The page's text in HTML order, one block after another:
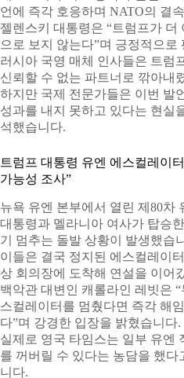
언에 즉각 호응하며 NATO의 결
젤렌스키 대통령은 “트럼프가 더
으로 보지 않는다”며 긍정적으로
러시아 국영 매체 인사들은 트럼
신뢰할 수 없는 파트너로 깎아내
하지만 국제 전문가들은 이번 발
성과를 내지 못하고 있다는 현실
석했습니다.
트럼프 대통령 유엔 에스컬레이
가능성 조사”
뉴욕 유엔 본부에서 열린 제80차
대통령과 멜라니아 여사가 탑승
기 멈추는 돌발 상황이 발생했습
이들은 결국 정지된 에스컬레이
상 회의장에 도착해 연설을 이어
백악관 대변인 캐롤라인 레빗은
스컬레이터를 멈췄다면 즉각 해
다”며 강경한 입장을 밝혔습니다.
실제로 영국 타임스는 일부 유엔
를 꺼버릴 수 있다는 농담을 했다
니다.